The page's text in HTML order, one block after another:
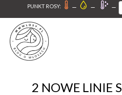
PUNKT ROSY: – – –
2 NOWE LINIE